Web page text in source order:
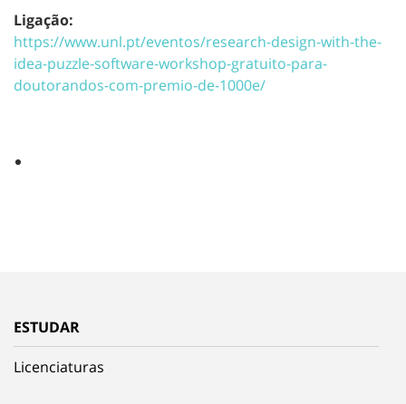
Ligação:
https://www.unl.pt/eventos/research-design-with-the-
idea-puzzle-software-workshop-gratuito-para-
doutorandos-com-premio-de-1000e/
ESTUDAR
Licenciaturas